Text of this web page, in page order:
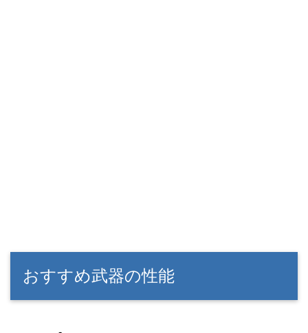
おすすめ武器の性能